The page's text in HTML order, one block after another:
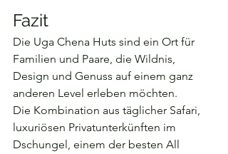
Fazit
Die Uga Chena Huts sind ein Ort für
Familien und Paare, die Wildnis,
Design und Genuss auf einem ganz
anderen Level erleben möchten.
Die Kombination aus täglicher Safari,
luxuriösen Privatunterkünften im
Dschungel, einem der besten All